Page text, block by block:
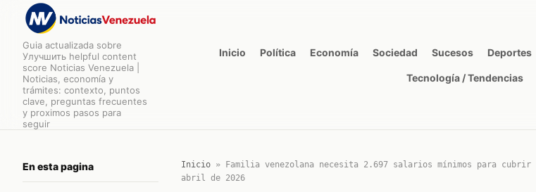
Guia actualizada sobre
Улучшить helpful content
score Noticias Venezuela |
Noticias, economía y
trámites: contexto, puntos
clave, preguntas frecuentes
y proximos pasos para
seguir
Inicio Política Economía Sociedad Sucesos Deportes
Tecnología / Tendencias
En esta pagina Inicio»
Familia venezolana necesita 2.697 salarios mínimos para
abril de 2026